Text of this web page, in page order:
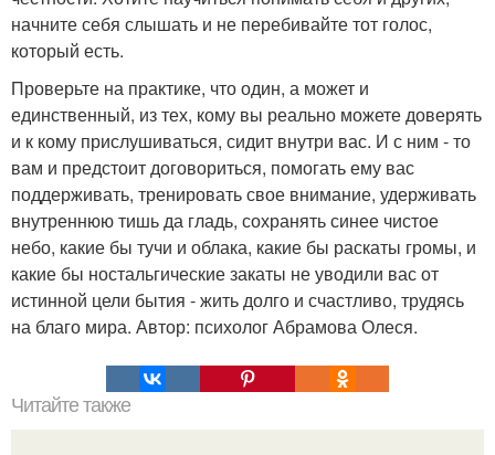
начните себя слышать и не перебивайте тот голос,
который есть.
Проверьте на практике, что один, а может и
единственный, из тех, кому вы реально можете доверять
и к кому прислушиваться, сидит внутри вас. И с ним - то
вам и предстоит договориться, помогать ему вас
поддерживать, тренировать свое внимание, удерживать
внутреннюю тишь да гладь, сохранять синее чистое
небо, какие бы тучи и облака, какие бы раскаты громы, и
какие бы ностальгические закаты не уводили вас от
истинной цели бытия - жить долго и счастливо, трудясь
на благо мира. Автор: психолог Абрамова Олеся.
Читайте также